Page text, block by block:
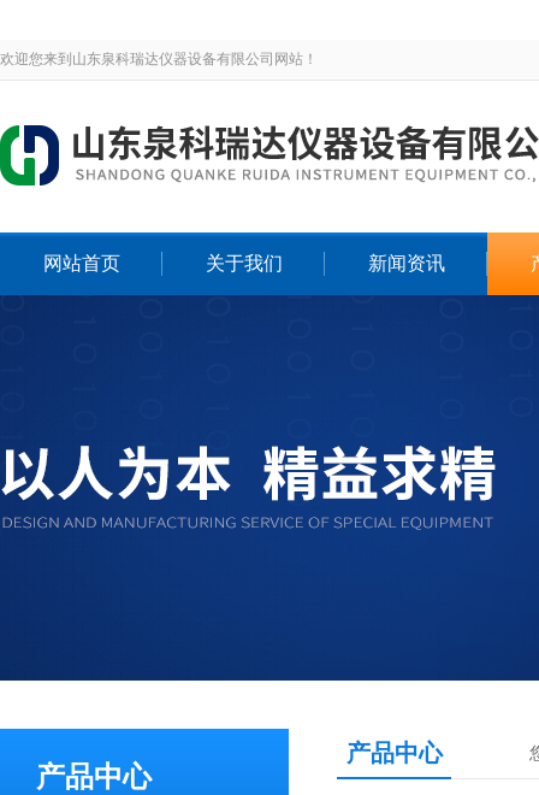
欢迎您来到山东泉科瑞达仪器设备有限公司网站！
网站首页 关于我们 新闻资讯
产品中心
产品中心